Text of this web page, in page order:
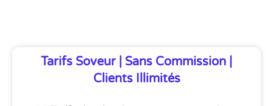
Tarifs Soveur | Sans Commission |
Clients Illimités